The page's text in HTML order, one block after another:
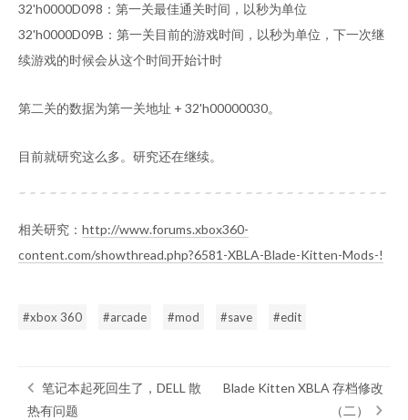
32'h0000D098：第一关最佳通关时间，以秒为单位
32'h0000D09B：第一关目前的游戏时间，以秒为单位，下一次继
续游戏的时候会从这个时间开始计时
第二关的数据为第一关地址 + 32'h00000030。
目前就研究这么多。研究还在继续。
相关研究： http://www.forums.xbox360-
content.com/showthread.php?6581-XBLA-Blade-Kitten-Mods-!
xbox 360 arcade mod save edit
笔记本起死回生了，DELL 散
热有问题
Blade Kitten XBLA 存档修改
（二）